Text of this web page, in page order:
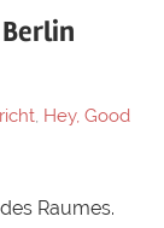
, Hey, Good
Raumes.